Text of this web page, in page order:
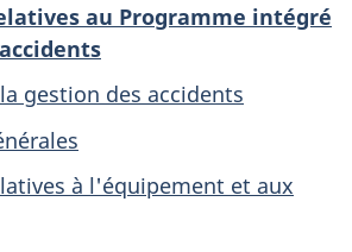
au Programme intégré
gestion des accidents
à l'équipement et aux